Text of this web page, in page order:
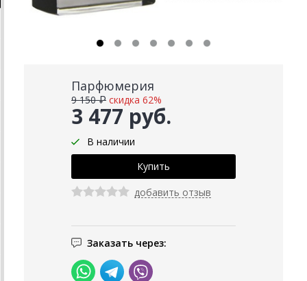
Парфюмерия
3 477 руб.
9 150 ₽ скидка 62%
В наличии
добавить отзыв
Заказать через: